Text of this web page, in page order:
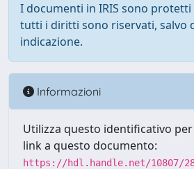
I documenti in IRIS sono
tutti i diritti sono riservati, salvo
indicazione.
Informazioni
Utilizza questo identificativo
link a questo documento:
https://hdl.handle.net/10807/